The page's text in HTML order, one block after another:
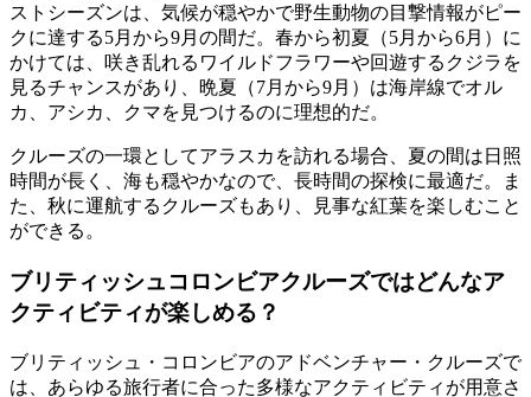
ストシーズンは、気候が穏やかで野生動物の目撃情報がピー
クに達する5月から9月の間だ。春から初夏（5月から6月）に
かけては、咲き乱れるワイルドフラワーや回遊するクジラを
見るチャンスがあり、晩夏（7月から9月）は海岸線でオル
カ、アシカ、クマを見つけるのに理想的だ。
クルーズの一環としてアラスカを訪れる場合、夏の間は日照
時間が長く、海も穏やかなので、長時間の探検に最適だ。ま
た、秋に運航するクルーズもあり、見事な紅葉を楽しむこと
ができる。
ブリティッシュコロンビアクルーズではどんなア
クティビティが楽しめる？
ブリティッシュ・コロンビアのアドベンチャー・クルーズで
は、あらゆる旅行者に合った多様なアクティビティが用意さ